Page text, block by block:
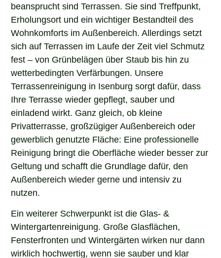
beansprucht sind Terrassen. Sie sind Treffpunkt,
Erholungsort und ein wichtiger Bestandteil des
Wohnkomforts im Außenbereich. Allerdings setzt
sich auf Terrassen im Laufe der Zeit viel Schmutz
fest – von Grünbelägen über Staub bis hin zu
wetterbedingten Verfärbungen. Unsere
Terrassenreinigung in Isenburg sorgt dafür, dass
Ihre Terrasse wieder gepflegt, sauber und
einladend wirkt. Ganz gleich, ob kleine
Privatterrasse, großzügiger Außenbereich oder
gewerblich genutzte Fläche: Eine professionelle
Reinigung bringt die Oberfläche wieder besser zur
Geltung und schafft die Grundlage dafür, den
Außenbereich wieder gerne und intensiv zu
nutzen.
Ein weiterer Schwerpunkt ist die Glas- &
Wintergartenreinigung. Große Glasflächen,
Fensterfronten und Wintergärten wirken nur dann
wirklich hochwertig, wenn sie sauber und klar